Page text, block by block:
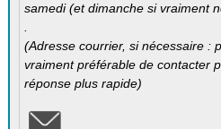
samedi (et dimanche si vraiment
(Adresse courrier, si nécessaire :
vraiment préférable de contacter
réponse plus rapide)